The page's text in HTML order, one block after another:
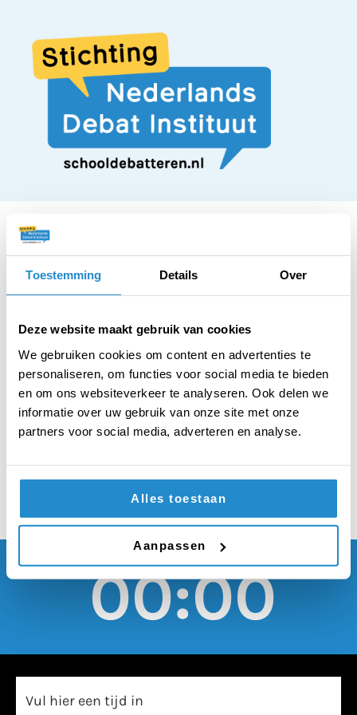
Toestemming Details Over
Deze website maakt gebruik van cookies
We gebruiken cookies om content en advertenties te
personaliseren, om functies voor social media te bieden
en om ons websiteverkeer te analyseren. Ook delen we
informatie over uw gebruik van onze site met onze
partners voor social media, adverteren en analyse.
Alles toestaan
Aanpassen
STELLING
Iedereen in Nederland
mag jaarlijks
maximaal één keer
demonstreren
00:00